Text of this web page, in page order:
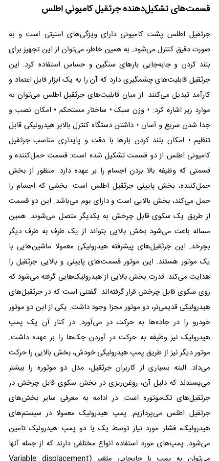
قسمت‌های تشکیل‌دهنده جرثقیل کامیونی اطلس
جرثقیل اطلس پشت کامیونی دارای ویژگی‌های امنیتی است و به
صورت دقیق کنترل می‌شود. به همین خاطر، می‌توان از این تجهیز برای
بلند کردن و جابه‌جایی بارهای سنگین و حساس استفاده کرد. این
جرثقیل قابلیت‌های چشمگیری دارد که آن را به یک ابزار قابل اعتماد و
کارآمد تبدیل می‌کنند. از میان قابلیت‌های جرثقیل اطلس می‌توان به
موارد زیر اشاره کرد: • وزن سبک • ساختار مستحکم • امکان نصب و
جدا شدن سریع و آسان • داشتن دستگاه کنترل بالابر هیدرولیکی قابل
تنظیم • امکان بلند کردن بارها با دقت و پایداری مناسب جرثقیل
کامیونی اطلس از دو قسمت تشکیل شده است: قسمت حمل‌کننده و
قسمتی که وظیفه بالا بردن اجسام را بر عهده دارد. منظور از بخش
حمل‌کننده، بخش پایینی جرثقیل اطلس است. بخشی که اجسام را
حمل می‌کند، بخش بالایی است و دارای بوم می‌باشد. این دو قسمت
از طریق یک سکوی قابل چرخش به یکدیگر متصل می‌شوند. همین
مساله باعث می‌شود بخش بالایی بتواند از یک طرف به طرف دیگر
بچرخد. این جرثقیل‌های پیشرفته هیدرولیکی معمولا ماشین‌هایی با
یک موتور هستند. این موتور قسمت‌های پایینی و بالایی جرثقیل را
هدایت می‌کند. قدرت بخش بالایی از هیدرولیک‌هایی گرفته می‌شود که
روی سکوی قابل چرخش قرار گرفته‌اند. گفتنی است که در جرثقیل‌های
هیدرولیکی قدیمی‌تر، دو موتور مجزا وجود داشت. یکی از این دو موتور
خودرو را در جاده‌ها به حرکت در می‌آورد. در کنار آن یک پمپ
هیدرولیک نیز وظیفه به حرکت در آوردن جک‌ها را بر عهده داشت.
موتور دیگر نیز از طریق پمپ هیدرولیکی خودش، بخش بالایی را حرکت
می‌داد. البته بسیاری از کاربران جرثقیل، مدل دو موتوره را بیشتر
می‌پسندند که دلیل آن، روغن‌ریزی در بخش سکوی قابل چرخش در
جرثقیل‌های تک‌موتوره است. در ادامه به معرفی سایر بخش‌های
جرثقیل اطلس می‌پردازیم. پمپ هیدرولیک معمولا در سیستم‌های
هیدرولیک، فشار مورد نیاز توسط یک یا دو پمپ هیدرولیک تامین
می‌شود. پمپ‌های مورد استفاده انواع مختلفی دارند که از جمله آنها